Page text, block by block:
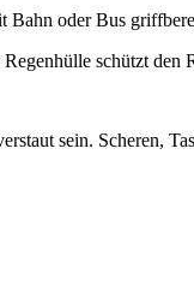
Bahn oder Bus
schützt
sein. Scheren,